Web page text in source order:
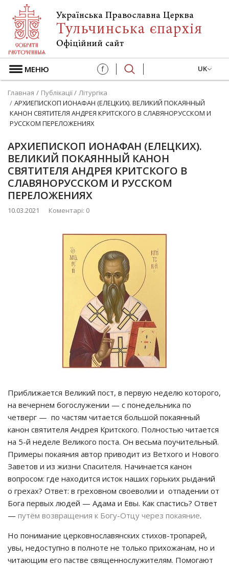
МЕНЮ f UK
Главная Публікації
Літургіка
АРХИЕПИСКОП ИОНАФАН (ЕЛЕЦКИХ). ВЕЛИКИЙ ПОКАЯННЫЙ
КАНОН СВЯТИТЕЛЯ АНДРЕЯ КРИТСКОГО В СЛАВЯНОРУССКОМ И
РУССКОМ ПЕРЕЛОЖЕНИЯХ
АРХИЕПИСКОП ИОНАФАН (ЕЛЕЦКИХ).
ВЕЛИКИЙ ПОКАЯННЫЙ КАНОН
СВЯТИТЕЛЯ АНДРЕЯ КРИТСКОГО В
СЛАВЯНОРУССКОМ И РУССКОМ
ПЕРЕЛОЖЕНИЯХ
10.03.2021 Коментарі: 0
Приближается Великий пост, в первую неделю которого,
на вечернем богослужении — с понедельника по
четверг — по частям читается большой покаянный
канон святителя Андрея Критского. Полностью читается
на 5-й неделе Великого поста. Он весьма поучительный.
Примеры покаяния автор приводит из Ветхого и Нового
Заветов и из жизни Спасителя. Начинается канон
вопросом: где находится исток наших горьких рыданий
о грехах? Ответ: в греховном своеволии и отпадении от
Бога первых людей — Адама и Евы. Как спастись? Ответ
— путём возвращения к Богу-Отцу через покаяние.
Но понимание церковнославянских стихов-тропарей,
увы, недоступно в полноте не только прихожанам, но и
читающим его пастве священнослужителям. Помогают